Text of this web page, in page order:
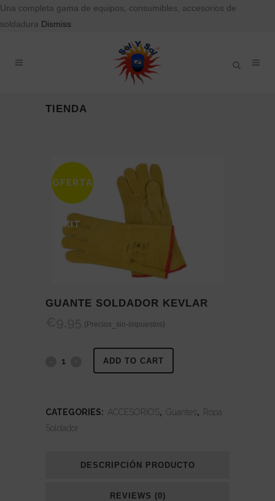
Una completa gama de equipos, consumibles, accesorios de
soldadura Dismiss
TIENDA
OFERTA
KIT
GUANTE SOLDADOR KEVLAR
{Precios_sin-impuestos}
Guante
quantity
ADD TO CART
CATEGORIES: ACCESORIOS, Guantes, Ropa
Soldador
DESCRIPCIÓN PRODUCTO
REVIEWS (0)